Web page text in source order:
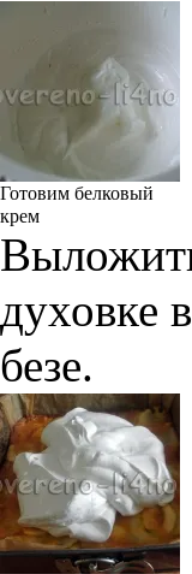
Готовим белковый
крем
духовке
безе.